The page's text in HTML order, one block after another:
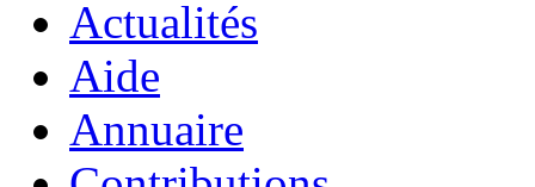
Actualités
Aide
Annuaire